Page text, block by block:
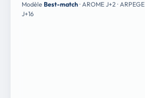
Modèle Best-match · AROME J+2 ·
J+16